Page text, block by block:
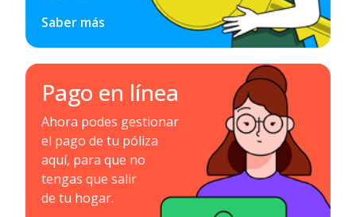
Saber más
Pago en línea
Ahora podes gestionar
el pago de tu póliza
aquí, para que no
tengas que salir
de tu hogar.